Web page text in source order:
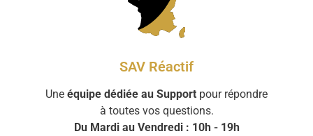
SAV Réactif
Une équipe dédiée au Support pour répondre
à toutes vos questions.
Du Mardi au Vendredi : 10h - 19h